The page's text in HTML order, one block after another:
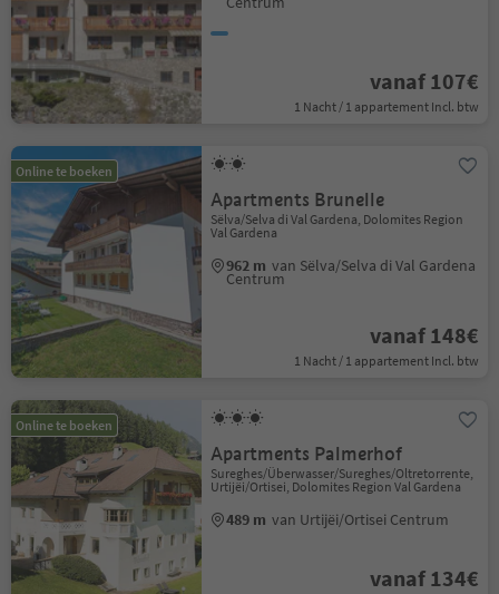
vanaf 107€
1 Nacht / 1 appartement Incl. btw
Online te boeken
Apartments Brunelle
Sëlva/Selva di Val Gardena, Dolomites Region
Val Gardena
962 m van Sëlva/Selva di Val Gardena
Centrum
vanaf 148€
1 Nacht / 1 appartement Incl. btw
Online te boeken
Apartments Palmerhof
Sureghes/Überwasser/Sureghes/Oltretorrente,
Urtijëi/Ortisei, Dolomites Region Val Gardena
489 m van Urtijëi/Ortisei Centrum
vanaf 134€